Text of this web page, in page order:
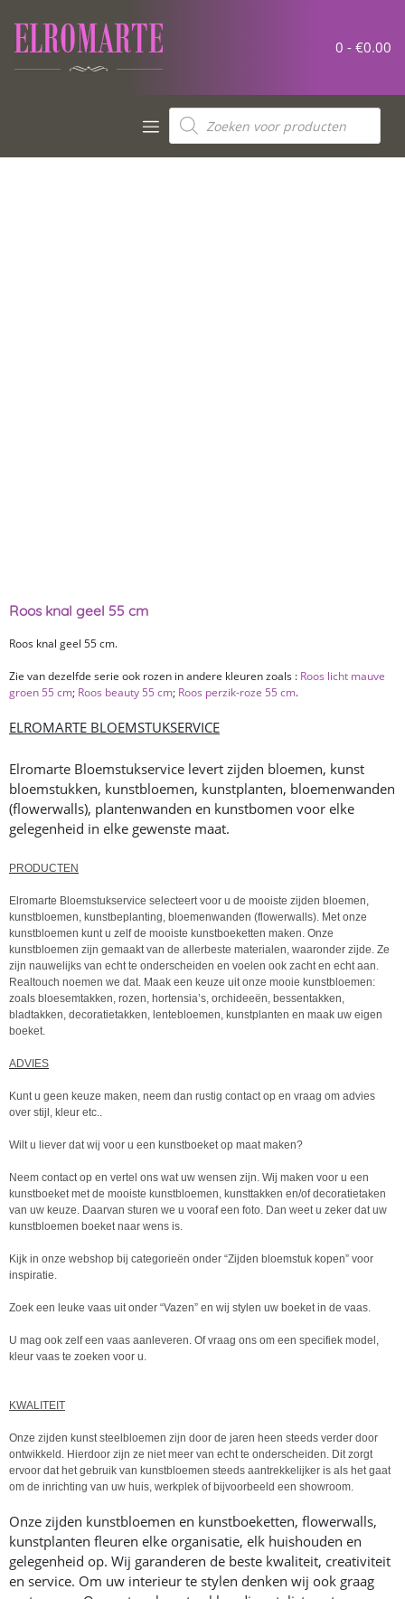
0 - €0.00
Roos knal geel 55 cm
Roos knal geel 55 cm.
Zie van dezelfde serie ook rozen in andere kleuren zoals : Roos licht mauve
groen 55 cm; Roos beauty 55 cm; Roos perzik-roze 55 cm.
ELROMARTE BLOEMSTUKSERVICE
Elromarte Bloemstukservice levert zijden bloemen, kunst
bloemstukken, kunstbloemen, kunstplanten, bloemenwanden
(flowerwalls), plantenwanden en kunstbomen voor elke
gelegenheid in elke gewenste maat.
PRODUCTEN
Elromarte Bloemstukservice selecteert voor u de mooiste zijden bloemen,
kunstbloemen, kunstbeplanting, bloemenwanden (flowerwalls). Met onze
kunstbloemen kunt u zelf de mooiste kunstboeketten maken. Onze
kunstbloemen zijn gemaakt van de allerbeste materialen, waaronder zijde. Ze
zijn nauwelijks van echt te onderscheiden en voelen ook zacht en echt aan.
Realtouch noemen we dat. Maak een keuze uit onze mooie kunstbloemen:
zoals bloesemtakken, rozen, hortensia’s, orchideeën, bessentakken,
bladtakken, decoratietakken, lentebloemen, kunstplanten en maak uw eigen
boeket.
ADVIES
Kunt u geen keuze maken, neem dan rustig contact op en vraag om advies
over stijl, kleur etc..
Wilt u liever dat wij voor u een kunstboeket op maat maken?
Neem contact op en vertel ons wat uw wensen zijn. Wij maken voor u een
kunstboeket met de mooiste kunstbloemen, kunsttakken en/of decoratietaken
van uw keuze. Daarvan sturen we u vooraf een foto. Dan weet u zeker dat uw
kunstbloemen boeket naar wens is.
Kijk in onze webshop bij categorieën onder “Zijden bloemstuk kopen” voor
inspiratie.
Zoek een leuke vaas uit onder “Vazen” en wij stylen uw boeket in de vaas.
U mag ook zelf een vaas aanleveren. Of vraag ons om een specifiek model,
kleur vaas te zoeken voor u.
KWALITEIT
Onze zijden kunst steelbloemen zijn door de jaren heen steeds verder door
ontwikkeld. Hierdoor zijn ze niet meer van echt te onderscheiden. Dit zorgt
ervoor dat het gebruik van kunstbloemen steeds aantrekkelijker is als het gaat
om de inrichting van uw huis, werkplek of bijvoorbeeld een showroom.
Onze zijden kunstbloemen en kunstboeketten, flowerwalls,
kunstplanten fleuren elke organisatie, elk huishouden en
gelegenheid op. Wij garanderen de beste kwaliteit, creativiteit
en service. Om uw interieur te stylen denken wij ook graag